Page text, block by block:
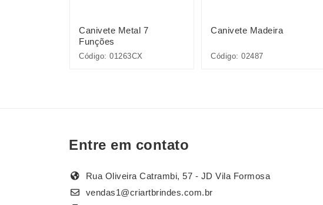
Canivete Metal 7
Funções
Código: 01263CX
Canivete Madeira
Código: 02487
Entre em contato
Rua Oliveira Catrambi, 57 - JD Vila Formosa
vendas1@criartbrindes.com.br